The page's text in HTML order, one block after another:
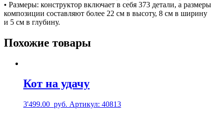
• Размеры: конструктор включает в себя 373 детали, а размеры
композиции составляют более 22 см в высоту, 8 см в ширину
и 5 см в глубину.
Похожие товары
Кот на удачу
3'499.00 руб. Артикул: 40813